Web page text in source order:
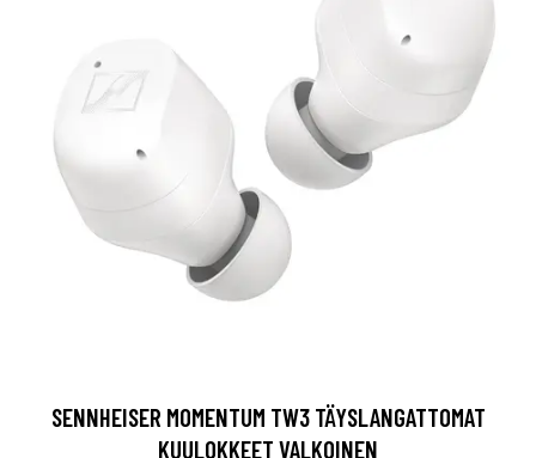
SENNHEISER MOMENTUM TW3 TÄYSLANGATTOMAT
KUULOKKEET VALKOINEN